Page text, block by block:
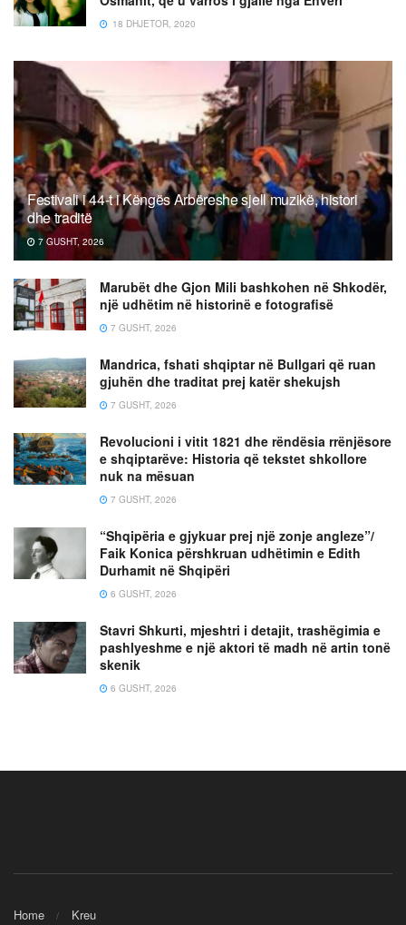
18 DHJETOR, 2020
Festivali i 44-t i Këngës Arbëreshe sjell muzikë, histori
dhe traditë
7 GUSHT, 2026
Marubët dhe Gjon Mili bashkohen në Shkodër,
një udhëtim në historinë e fotografisë
7 GUSHT, 2026
Mandrica, fshati shqiptar në Bullgari që ruan
gjuhën dhe traditat prej katër shekujsh
7 GUSHT, 2026
Revolucioni i vitit 1821 dhe rëndësia rrënjësore
e shqiptarëve: Historia që tekstet shkollore
nuk na mësuan
7 GUSHT, 2026
“Shqipëria e gjykuar prej një zonje angleze”/
Faik Konica përshkruan udhëtimin e Edith
Durhamit në Shqipëri
6 GUSHT, 2026
Stavri Shkurti, mjeshtri i detajit, trashëgimia e
pashlyeshme e një aktori të madh në artin tonë
skenik
6 GUSHT, 2026
Home Kreu